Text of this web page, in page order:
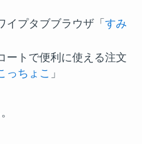
イプタブブラウザ「 すみ
ートで便利に使える注文
っちょこ 」
。